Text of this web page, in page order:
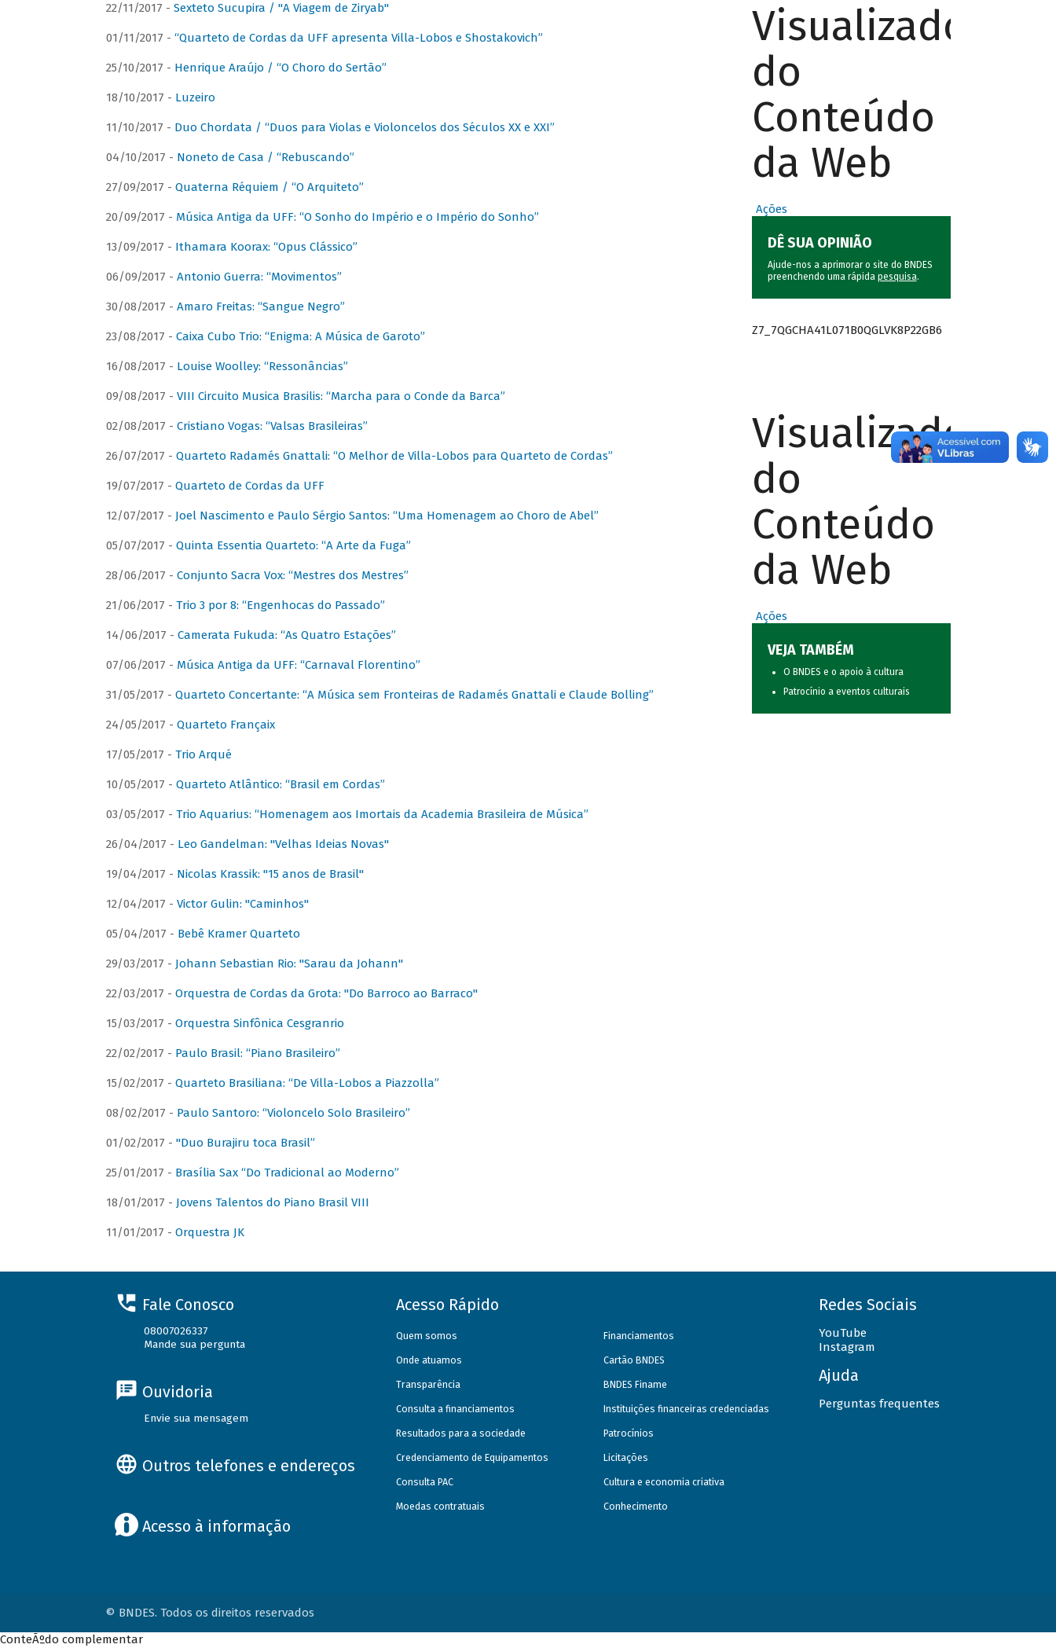
22/11/2017 - Sexteto Sucupira / "A Viagem de Ziryab"
01/11/2017 - “Quarteto de Cordas da UFF apresenta Villa-Lobos e Shostakovich”
25/10/2017 - Henrique Araújo / “O Choro do Sertão”
18/10/2017 - Luzeiro
11/10/2017 - Duo Chordata / “Duos para Violas e Violoncelos dos Séculos XX e XXI”
04/10/2017 - Noneto de Casa / “Rebuscando”
27/09/2017 - Quaterna Réquiem / “O Arquiteto”
20/09/2017 - Música Antiga da UFF: “O Sonho do Império e o Império do Sonho”
13/09/2017 - Ithamara Koorax: “Opus Clássico”
06/09/2017 - Antonio Guerra: “Movimentos”
30/08/2017 - Amaro Freitas: “Sangue Negro”
23/08/2017 - Caixa Cubo Trio: “Enigma: A Música de Garoto”
16/08/2017 - Louise Woolley: “Ressonâncias”
09/08/2017 - VIII Circuito Musica Brasilis: “Marcha para o Conde da Barca”
02/08/2017 - Cristiano Vogas: “Valsas Brasileiras”
26/07/2017 - Quarteto Radamés Gnattali: “O Melhor de Villa-Lobos para Quarteto de Cordas”
19/07/2017 - Quarteto de Cordas da UFF
12/07/2017 - Joel Nascimento e Paulo Sérgio Santos: “Uma Homenagem ao Choro de Abel”
05/07/2017 - Quinta Essentia Quarteto: “A Arte da Fuga”
28/06/2017 - Conjunto Sacra Vox: “Mestres dos Mestres”
21/06/2017 - Trio 3 por 8: “Engenhocas do Passado”
14/06/2017 - Camerata Fukuda: “As Quatro Estações”
07/06/2017 - Música Antiga da UFF: “Carnaval Florentino”
31/05/2017 - Quarteto Concertante: “A Música sem Fronteiras de Radamés Gnattali e Claude Bolling”
24/05/2017 - Quarteto Françaix
17/05/2017 - Trio Arqué
10/05/2017 - Quarteto Atlântico: “Brasil em Cordas”
03/05/2017 - Trio Aquarius: “Homenagem aos Imortais da Academia Brasileira de Música”
26/04/2017 - Leo Gandelman: "Velhas Ideias Novas"
19/04/2017 - Nicolas Krassik: "15 anos de Brasil"
12/04/2017 - Victor Gulin: "Caminhos"
05/04/2017 - Bebê Kramer Quarteto
29/03/2017 - Johann Sebastian Rio: "Sarau da Johann"
22/03/2017 - Orquestra de Cordas da Grota: "Do Barroco ao Barraco"
15/03/2017 - Orquestra Sinfônica Cesgranrio
22/02/2017 - Paulo Brasil: “Piano Brasileiro”
15/02/2017 - Quarteto Brasiliana: “De Villa-Lobos a Piazzolla”
08/02/2017 - Paulo Santoro: “Violoncelo Solo Brasileiro”
01/02/2017 - "Duo Burajiru toca Brasil”
25/01/2017 - Brasília Sax “Do Tradicional ao Moderno”
18/01/2017 - Jovens Talentos do Piano Brasil VIII
11/01/2017 - Orquestra JK
Visualizador
do
Conteúdo
da Web
Ações
DÊ SUA OPINIÃO
Ajude-nos a aprimorar o site do BNDES
preenchendo uma rápida pesquisa.
Z7_7QGCHA41L071B0QGLVK8P22GB6
Visualizador
do
Conteúdo
da Web
Ações
VEJA TAMBÉM
O BNDES e o apoio à cultura
Patrocínio a eventos culturais
Fale Conosco
08007026337
Mande sua pergunta
Ouvidoria
Envie sua mensagem
Outros telefones e endereços
Acesso à informação
Acesso Rápido
Quem somos
Onde atuamos
Transparência
Consulta a financiamentos
Resultados para a sociedade
Credenciamento de Equipamentos
Consulta PAC
Moedas contratuais
Financiamentos
Cartão BNDES
BNDES Finame
Instituições financeiras credenciadas
Patrocínios
Licitações
Cultura e economia criativa
Conhecimento
Redes Sociais
YouTube
Instagram
Ajuda
Perguntas frequentes
© BNDES. Todos os direitos reservados
ConteÃºdo complementar